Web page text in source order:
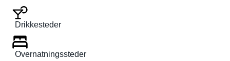
Drikkesteder
Overnatningssteder